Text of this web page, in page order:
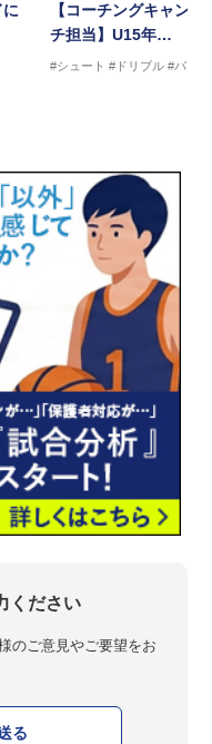
【コーチングキャン
チ担当】U15年…
#シュート #ドリブル #パス
ください
のご意見やご要望をお
る